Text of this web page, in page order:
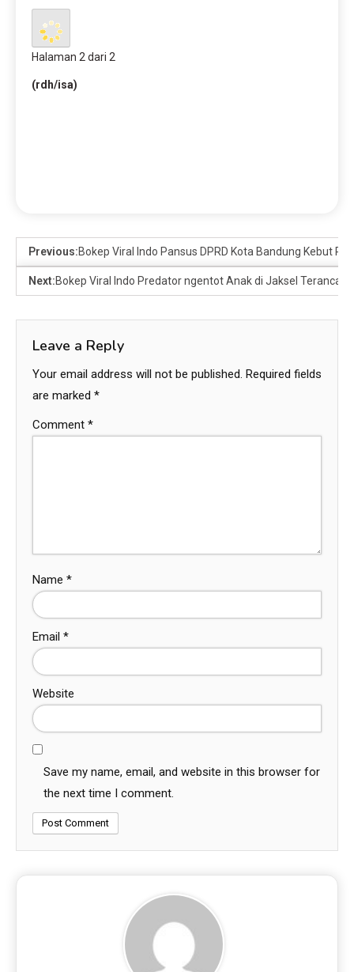
Halaman 2 dari 2
(rdh/isa)
Previous:Bokep Viral Indo Pansus DPRD Kota Bandung Kebut
Next:Bokep Viral Indo Predator ngentot Anak di Jaksel
Leave a Reply
Your email address will not be published. Required fields
are marked *
Comment *
Name *
Email *
Website
Save my name, email, and website in this browser for
the next time I comment.